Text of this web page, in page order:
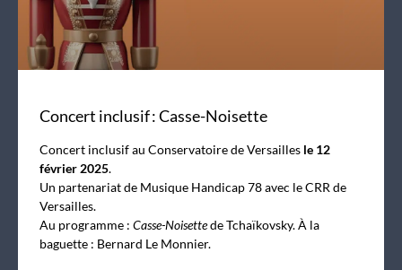
Concert inclusif : Casse-Noisette
Concert inclusif au Conservatoire de Versailles le 12
février 2025.
Un partenariat de Musique Handicap 78 avec le CRR de
Versailles.
Au programme : Casse-Noisettede Tchaïkovsky. À la
baguette : Bernard Le Monnier.